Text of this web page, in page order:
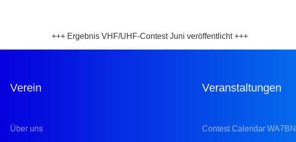
+++ Ergebnis VHF/UHF-Contest Juni veröffentlicht +++
Verein
Über uns
Veranstaltungen
Contest Calendar